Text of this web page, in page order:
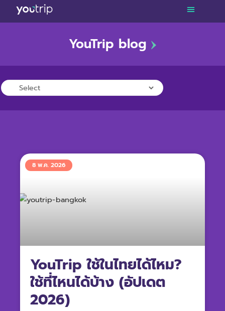
YouTrip blog
YouTrip ใช้ในไทยได้ไหม?
ใช้ที่ไหนได้บ้าง (อัปเดต
2026)
8 พ.ค. 2026